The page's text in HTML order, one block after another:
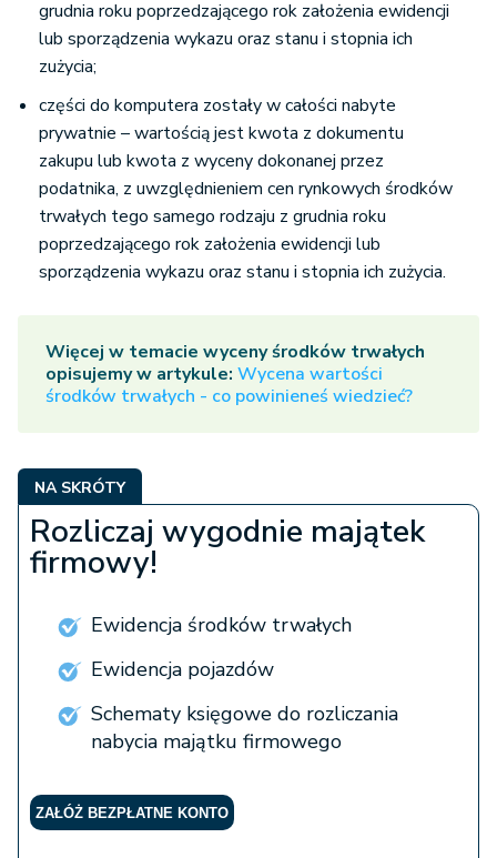
czym więcej w artykule:
grudnia roku poprzedzającego rok założenia ewidencji
lub sporządzenia wykazu oraz stanu i stopnia ich
zużycia;
części do komputera zostały w całości nabyte
prywatnie – wartością jest kwota z dokumentu
zakupu lub kwota z wyceny dokonanej przez
podatnika, z uwzględnieniem cen rynkowych środków
trwałych tego samego rodzaju z grudnia roku
poprzedzającego rok założenia ewidencji lub
sporządzenia wykazu oraz stanu i stopnia ich zużycia.
Więcej w temacie wyceny środków trwałych
opisujemy w artykule: Wycena wartości
środków trwałych - co powinieneś wiedzieć?
NA SKRÓTY
Rozliczaj wygodnie majątek
firmowy!
Ewidencja środków trwałych
Ewidencja pojazdów
Schematy księgowe do rozliczania
nabycia majątku firmowego
ZAŁÓŻ BEZPŁATNE KONTO